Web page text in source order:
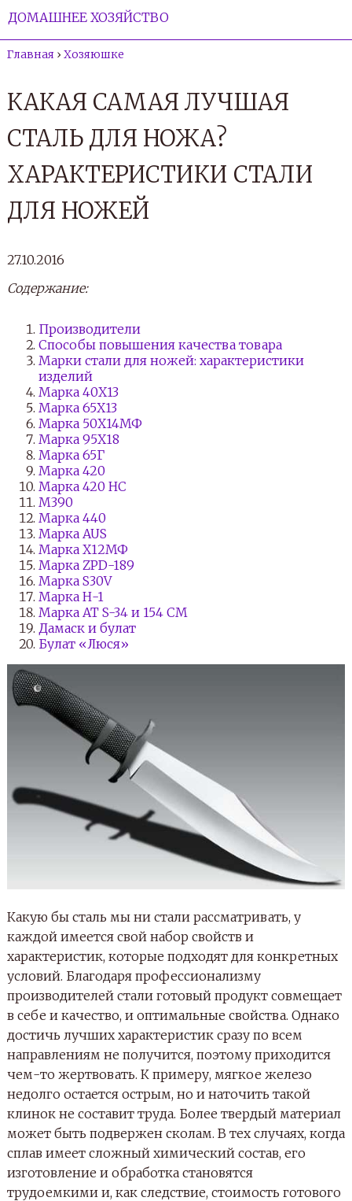
ДОМАШНЕЕ ХОЗЯЙСТВО
Главная › Хозяюшке
КАКАЯ САМАЯ ЛУЧШАЯ
СТАЛЬ ДЛЯ НОЖА?
ХАРАКТЕРИСТИКИ СТАЛИ
ДЛЯ НОЖЕЙ
27.10.2016
Содержание:
Производители
Способы повышения качества товара
Марки стали для ножей: характеристики
изделий
Марка 40Х13
Марка 65Х13
Марка 50Х14МФ
Марка 95Х18
Марка 65Г
Марка 420
Марка 420 НС
М390
Марка 440
Марка AUS
Марка Х12МФ
Марка ZPD-189
Марка S30V
Марка Н-1
Марка АТ S-34 и 154 СМ
Дамаск и булат
Булат «Люся»
Какую бы сталь мы ни стали рассматривать, у
каждой имеется свой набор свойств и
характеристик, которые подходят для конкретных
условий. Благодаря профессионализму
производителей стали готовый продукт совмещает
в себе и качество, и оптимальные свойства. Однако
достичь лучших характеристик сразу по всем
направлениям не получится, поэтому приходится
чем-то жертвовать. К примеру, мягкое железо
недолго остается острым, но и наточить такой
клинок не составит труда. Более твердый материал
может быть подвержен сколам. В тех случаях, когда
сплав имеет сложный химический состав, его
изготовление и обработка становятся
трудоемкими и, как следствие, стоимость готового